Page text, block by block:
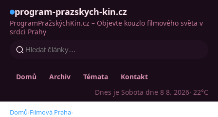
program-prazskych-kin.cz
ProgramPražskýchKin.cz – Objevte kouzlo filmového světa v
srdci Prahy
Domů Archiv Témata
Kontakt
Dnes je Sobota dne 8 8. 2026· 22°C
Domů›Filmová Praha›